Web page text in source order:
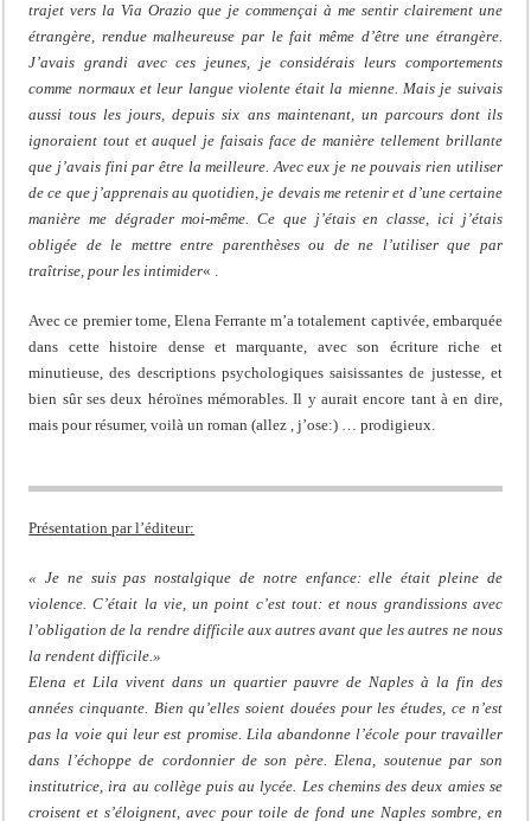
trajet vers la Via Orazio que je commençai à me sentir clairement une
étrangère, rendue malheureuse par le fait même d’être une étrangère.
J’avais grandi avec ces jeunes, je considérais leurs comportements
comme normaux et leur langue violente était la mienne. Mais je suivais
aussi tous les jours, depuis six ans maintenant, un parcours dont ils
ignoraient tout et auquel je faisais face de manière tellement brillante
que j’avais fini par être la meilleure. Avec eux je ne pouvais rien utiliser
de ce que j’apprenais au quotidien, je devais me retenir et d’une certaine
manière me dégrader moi-même. Ce que j’étais en classe, ici j’étais
obligée de le mettre entre parenthèses ou de ne l’utiliser que par
traîtrise, pour les intimider« .
Avec ce premier tome, Elena Ferrante m’a totalement captivée, embarquée
dans cette histoire dense et marquante, avec son écriture riche et
minutieuse, des descriptions psychologiques saisissantes de justesse, et
bien sûr ses deux héroïnes mémorables. Il y aurait encore tant à en dire,
mais pour résumer, voilà un roman (allez , j’ose:) … prodigieux.
Présentation par l’éditeur:
« Je ne suis pas nostalgique de notre enfance: elle était pleine de
violence. C’était la vie, un point c’est tout: et nous grandissions avec
l’obligation de la rendre difficile aux autres avant que les autres ne nous
la rendent difficile.»
Elena et Lila vivent dans un quartier pauvre de Naples à la fin des
années cinquante. Bien qu’elles soient douées pour les études, ce n’est
pas la voie qui leur est promise. Lila abandonne l’école pour travailler
dans l’échoppe de cordonnier de son père. Elena, soutenue par son
institutrice, ira au collège puis au lycée. Les chemins des deux amies se
croisent et s’éloignent, avec pour toile de fond une Naples sombre, en